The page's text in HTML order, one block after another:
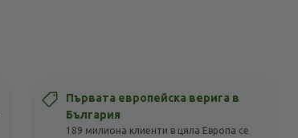
Първата европейска верига в
България
189 милиона клиенти в цяла Европа се